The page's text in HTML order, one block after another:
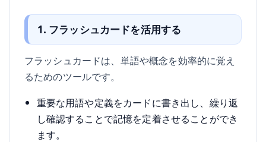
1. フラッシュカードを活用する
フラッシュカードは、単語や概念を効率的に覚え
るためのツールです。
重要な用語や定義をカードに書き出し、繰り返
し確認することで記憶を定着させることができ
ます。